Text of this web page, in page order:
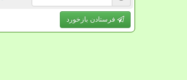
فرستادن بازخورد